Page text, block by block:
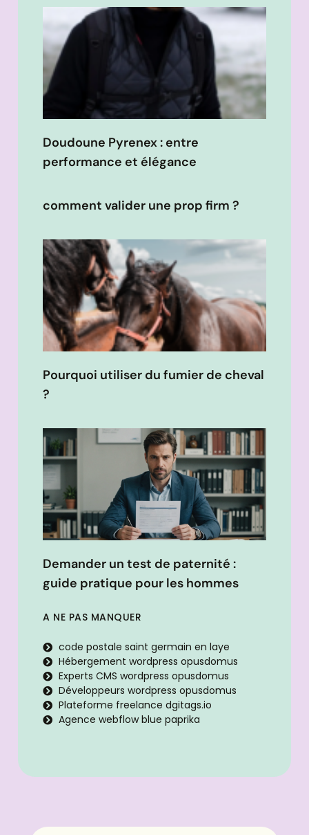
Doudoune Pyrenex : entre
performance et élégance
comment valider une prop firm ?
Pourquoi utiliser du fumier de cheval
?
Demander un test de paternité :
guide pratique pour les hommes
A NE PAS MANQUER
code postale saint germain en laye
Hébergement wordpress opusdomus
Experts CMS wordpress opusdomus
Développeurs wordpress opusdomus
Plateforme freelance dgitags.io
Agence webflow blue paprika